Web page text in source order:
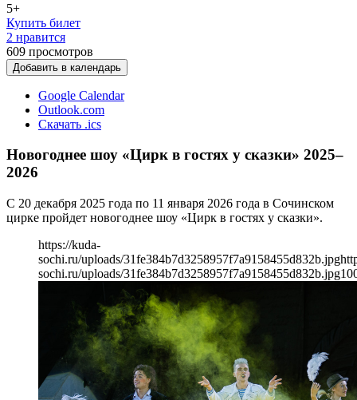
5+
Купить билет
2 нравится
609 просмотров
Добавить в календарь
Google Calendar
Outlook.com
Скачать .ics
Новогоднее шоу «Цирк в гостях у сказки» 2025–
2026
С 20 декабря 2025 года по 11 января 2026 года в Сочинском
цирке пройдет новогоднее шоу «Цирк в гостях у сказки».
https://kuda-
sochi.ru/uploads/31fe384b7d3258957f7a9158455d832b.jpg
sochi.ru/uploads/31fe384b7d3258957f7a9158455d832b.jpg